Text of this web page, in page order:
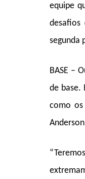
equipe
segunda
BASE –
de base.
como os